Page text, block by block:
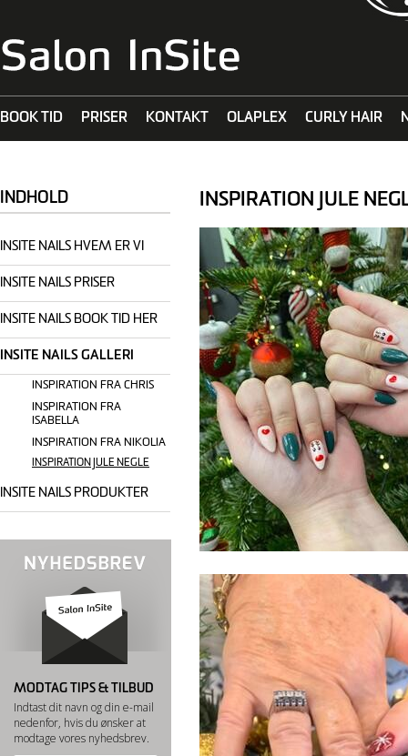
BOOK TID PRISER KONTAKT OLAPLEX CURLY HAIR
INDHOLD
INSITE NAILS HVEM ER VI
INSITE NAILS PRISER
INSITE NAILS BOOK TID HER
INSITE NAILS GALLERI
INSPIRATION FRA CHRIS
INSPIRATION FRA
ISABELLA
INSPIRATION FRA NIKOLIA
INSPIRATION JULE NEGLE
INSITE NAILS PRODUKTER
MODTAG TIPS & TILBUD
Indtast dit navn og din e-mail
nedenfor, hvis du ønsker at
modtage vores nyhedsbrev.
INSPIRATION JULE